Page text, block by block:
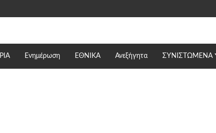
Ενημέρωση ΕΘΝΙΚΆ Ανεξήγητα ΣΥΝΙΣΤΩΜΕΝΑ